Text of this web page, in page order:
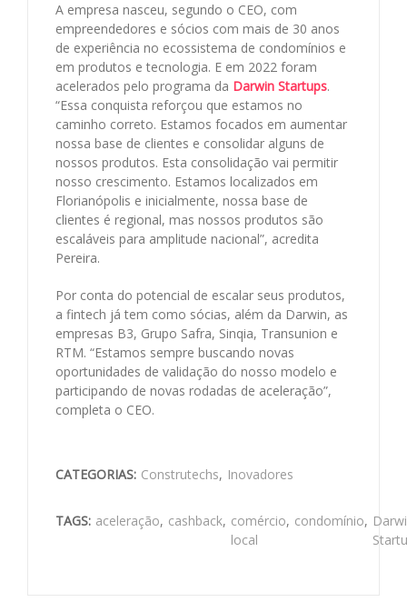
A empresa nasceu, segundo o CEO, com
empreendedores e sócios com mais de 30 anos
de experiência no ecossistema de condomínios e
em produtos e tecnologia. E em 2022 foram
acelerados pelo programa da Darwin Startups.
“Essa conquista reforçou que estamos no
caminho correto. Estamos focados em aumentar
nossa base de clientes e consolidar alguns de
nossos produtos. Esta consolidação vai permitir
nosso crescimento. Estamos localizados em
Florianópolis e inicialmente, nossa base de
clientes é regional, mas nossos produtos são
escaláveis para amplitude nacional”, acredita
Pereira.
Por conta do potencial de escalar seus produtos,
a fintech já tem como sócias, além da Darwin, as
empresas B3, Grupo Safra, Sinqia, Transunion e
RTM. “Estamos sempre buscando novas
oportunidades de validação do nosso modelo e
participando de novas rodadas de aceleração”,
completa o CEO.
CATEGORIAS: Construtechs, Inovadores
TAGS: aceleração, cashback, comércio
local
, condomínio,